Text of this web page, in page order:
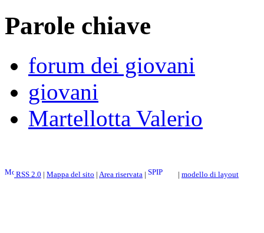
Parole chiave
forum dei giovani
giovani
Martellotta Valerio
RSS 2.0 | Mappa del sito | Area riservata | | modello di layout